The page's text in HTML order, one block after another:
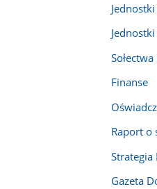
Finanse
Raport o
Gazeta